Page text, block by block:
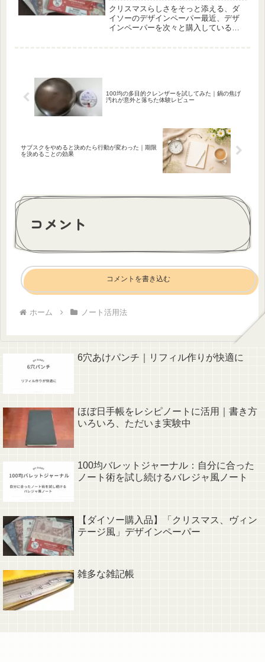
クリスマスらしさをそっと添える、ダ
イソーのデザインペーパー最近、デザ
インペーパーを次々と購入している自
100均の多目的クレンザーを試してみた｜鍋の焦げ
汚れが意外と落ちた体験レビュー
サブスクをやめると決めたら行動が変わった｜期限
を決めることの効果
コメント
コメントを書き込む
ホーム ノート活用法
6穴あけパンチ｜リフィル作りが快適に
ほぼ日手帳をレシピノートに活用｜書き方
いろいろ、ただいま実験中
100均バレットジャーナル：自分に合った
ノート術を試し続けるバレジャ風ノート
【ダイソー購入品】「クリスマス、ヴィン
テージ風」デザインペーパー
雑多な雑記帳